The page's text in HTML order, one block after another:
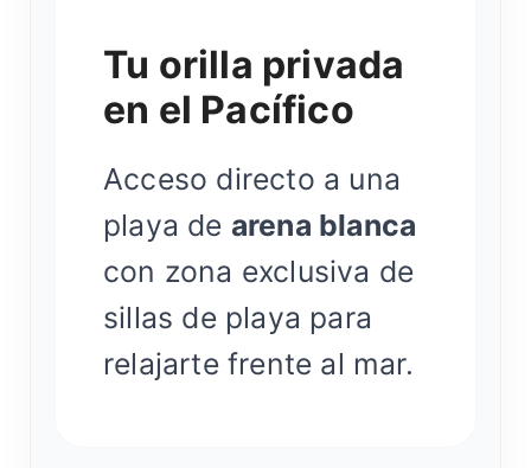
Tu orilla privada
en el Pacífico
Acceso directo a una
playa de arena blanca
con zona exclusiva de
sillas de playa para
relajarte frente al mar.